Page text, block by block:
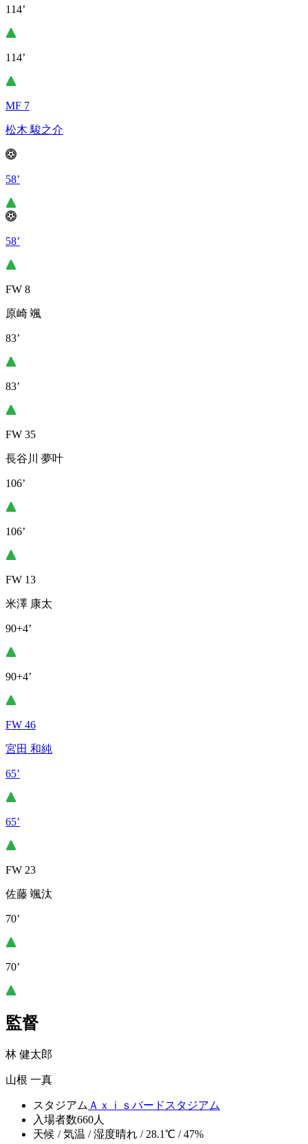
114’
114’
MF 7
松木 駿之介
58’
58’
FW 8
原崎 颯
83’
83’
FW 35
長谷川 夢叶
106’
106’
FW 13
米澤 康太
90+4’
90+4’
FW 46
宮田 和純
65’
65’
FW 23
佐藤 颯汰
70’
70’
監督
林 健太郎
山根 一真
スタジアム Ａｘｉｓバードスタジアム
入場者数660人
天候 / 気温 / 湿度晴れ / 28.1℃ / 47%